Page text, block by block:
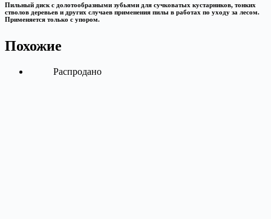
Пильный диск с долотообразными зубьями для сучковатых кустарников, тонких
стволов деревьев и других случаев применения пилы в работах по уходу за лесом.
Применяется только с упором.
Похожие
Распродано